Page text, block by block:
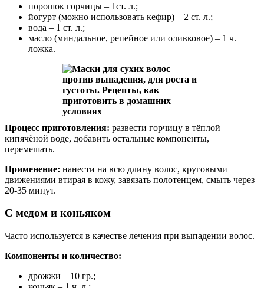
порошок горчицы – 1ст. л.;
йогурт (можно использовать кефир) – 2 ст. л.;
вода – 1 ст. л.;
масло (миндальное, репейное или оливковое) – 1 ч.
ложка.
Процесс приготовления: развести горчицу в тёплой
кипячёной воде, добавить остальные компоненты,
перемешать.
Применение: нанести на всю длину волос, круговыми
движениями втирая в кожу, завязать полотенцем, смыть через
20-35 минут.
С медом и коньяком
Часто используется в качестве лечения при выпадении волос.
Компоненты и количество:
дрожжи – 10 гр.;